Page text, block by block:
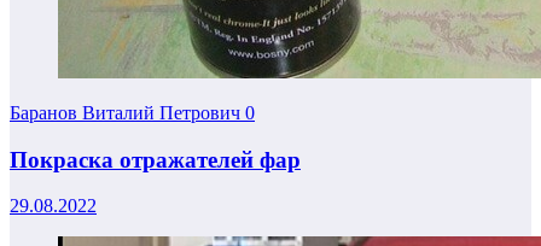
Баранов Виталий Петрович 0
Покраска отражателей фар
29.08.2022